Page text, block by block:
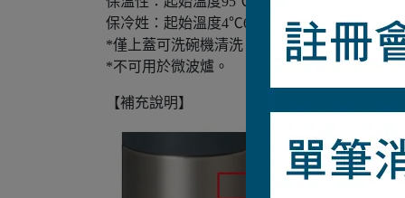
保冷姓：起始溫度4℃6小時後8℃以下
*僅上蓋可洗碗機清洗。其餘不適用洗碗機清洗
*不可用於微波爐。
【補充說明】